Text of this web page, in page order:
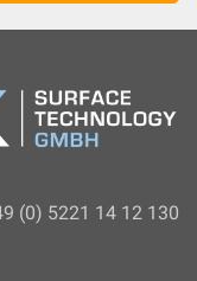
(0) 5221 14 12 130